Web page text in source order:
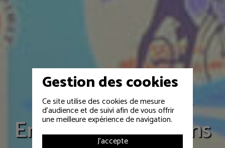
EVÉNEMENT D'ENTREPRISE
Ensemble imaginons
Gestion des cookies
Ce site utilise des cookies de mesure
d'audience et de suivi afin de vous offrir
une meilleure expérience de navigation.
J'accepte